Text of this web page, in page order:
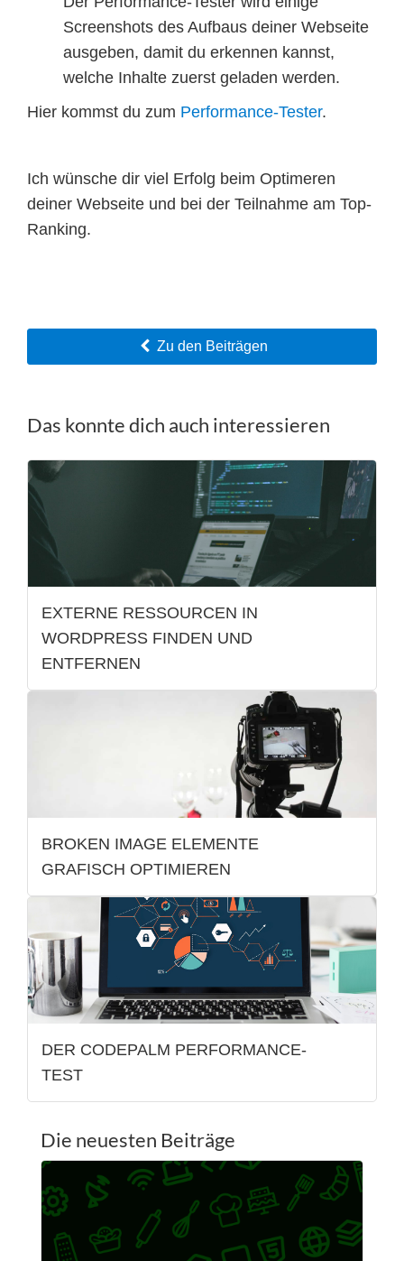
Screenshots des Aufbaus deiner Webseite
ausgeben, damit du erkennen kannst,
welche Inhalte zuerst geladen werden.
Hier kommst du zum Performance-Tester.
Ich wünsche dir viel Erfolg beim Optimeren
deiner Webseite und bei der Teilnahme am Top-
Ranking.
Zu den Beiträgen
Das konnte dich auch interessieren
EXTERNE RESSOURCEN IN
WORDPRESS FINDEN UND
ENTFERNEN
BROKEN IMAGE ELEMENTE
GRAFISCH OPTIMIEREN
DER CODEPALM PERFORMANCE-
TEST
Die neuesten Beiträge